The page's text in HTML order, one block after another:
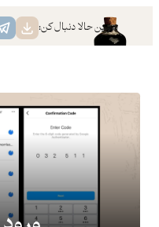
محتوا
همین حالا دنبال کن: